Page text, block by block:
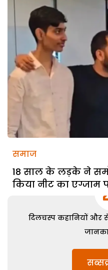
समाज
18 साल के लड़के ने
किया नीट का एग्जाम
दिलचस्प कहानियों